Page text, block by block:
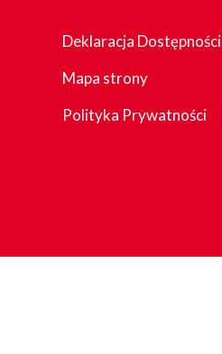
Deklaracja Dostępności
Mapa strony
Polityka Prywatności